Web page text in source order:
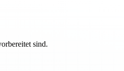
sind.